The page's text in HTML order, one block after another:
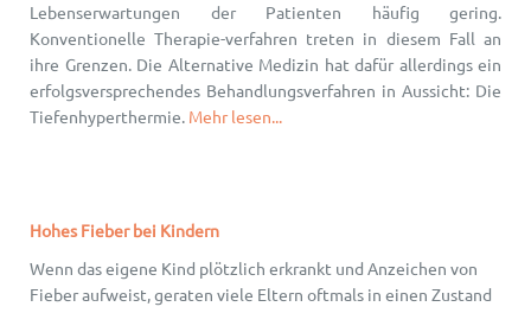
Lebenserwartungen der Patienten häufig gering.
Konventionelle Therapie-verfahren treten in diesem Fall an
ihre Grenzen. Die Alternative Medizin hat dafür allerdings ein
erfolgsversprechendes Behandlungsverfahren in Aussicht: Die
Tiefenhyperthermie. Mehr lesen...
Hohes Fieber bei Kindern
Wenn das eigene Kind plötzlich erkrankt und Anzeichen von
Fieber aufweist, geraten viele Eltern oftmals in einen Zustand